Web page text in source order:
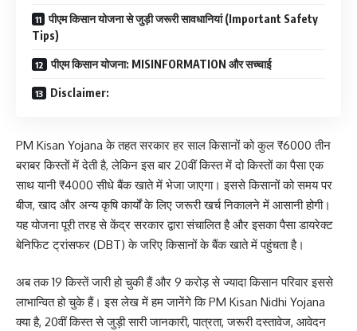
पीएम किसान योजना से जुड़ी जरूरी सावधानियां (Important Safety
Tips)
पीएम किसान योजना: MISINFORMATION और सच्चाई
Disclaimer:
PM Kisan Yojana के तहत सरकार हर साल किसानों को कुल ₹6000 तीन
बराबर किस्तों में देती है, लेकिन इस बार 20वीं किस्त में दो किस्तों का पैसा एक
साथ यानी ₹4000 सीधे बैंक खाते में भेजा जाएगा। इससे किसानों को समय पर
बीज, खाद और अन्य कृषि कार्यों के लिए जरूरी खर्च निकालने में आसानी होगी।
यह योजना पूरी तरह से केंद्र सरकार द्वारा संचालित है और इसका पैसा डायरेक्ट
बेनिफिट ट्रांसफर (DBT) के जरिए किसानों के बैंक खाते में पहुंचता है।
अब तक 19 किस्तें जारी हो चुकी हैं और 9 करोड़ से ज्यादा किसान परिवार इससे
लाभान्वित हो चुके हैं। इस लेख में हम जानेंगे कि PM Kisan Nidhi Yojana
क्या है, 20वीं किस्त से जुड़ी सारी जानकारी, पात्रता, जरूरी दस्तावेज, आवेदन